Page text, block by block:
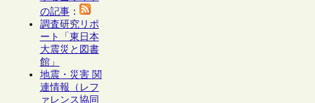
の記事：
調査研究リポ
ート「東日本
大震災と図書
館」
地震・災害 関
連情報（レフ
ァレンス協同